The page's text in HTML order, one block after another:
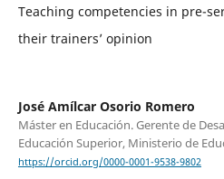
Teaching competencies in pre-
their trainers’ opinion
José Amílcar Osorio Romero
Máster en Educación. Gerente de
Educación Superior, Ministerio de
https://orcid.org/0000-0001-9538-9802